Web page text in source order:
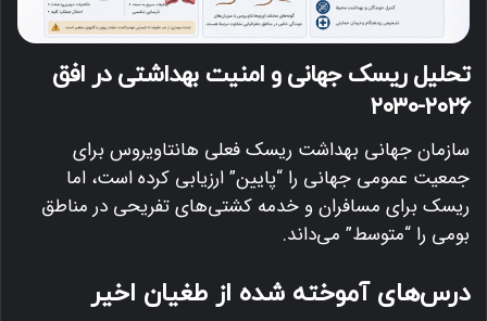
تحلیل ریسک جهانی و امنیت بهداشتی در افق
۲۰۲۶-۲۰۳۰
سازمان جهانی بهداشت ریسک فعلی هانتاویروس برای
جمعیت عمومی جهانی را “پایین” ارزیابی کرده است، اما
ریسک برای مسافران و خدمه کشتی‌های تفریحی در مناطق
بومی را “متوسط” می‌داند.
درس‌های آموخته شده از طغیان اخیر